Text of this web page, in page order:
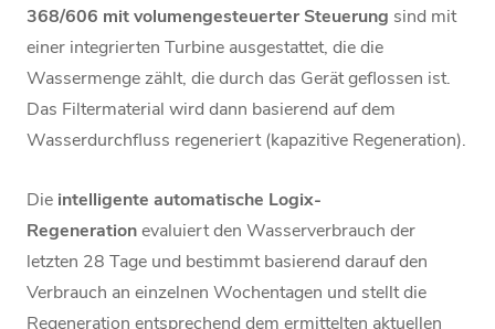
368/606 mit volumengesteuerter Steuerung sind mit
einer integrierten Turbine ausgestattet, die die
Wassermenge zählt, die durch das Gerät geflossen ist.
Das Filtermaterial wird dann basierend auf dem
Wasserdurchfluss regeneriert (kapazitive Regeneration).
Die intelligente automatische Logix-
Regenerationevaluiert den Wasserverbrauch der
letzten 28 Tage und bestimmt basierend darauf den
Verbrauch an einzelnen Wochentagen und stellt die
Regeneration entsprechend dem ermittelten aktuellen